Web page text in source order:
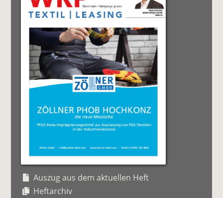
Auszug aus dem aktuellen Heft
Heftarchiv